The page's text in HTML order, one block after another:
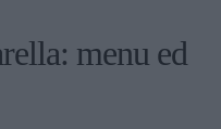
menu ed